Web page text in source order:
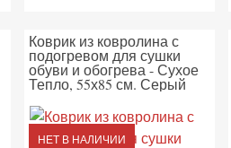
Коврик из ковролина с
подогревом для сушки
обуви и обогрева - Сухое
Тепло, 55х85 см. Серый
НЕТ В НАЛИЧИИ